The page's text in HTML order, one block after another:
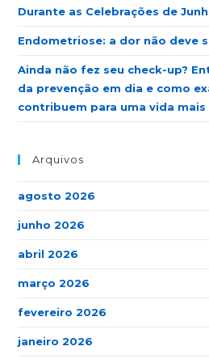
Durante as Celebrações de
Endometriose: a dor não deve
Ainda não fez seu check-up?
da prevenção em dia e como
contribuem para uma vida mais
Arquivos
agosto 2026
junho 2026
abril 2026
março 2026
fevereiro 2026
janeiro 2026